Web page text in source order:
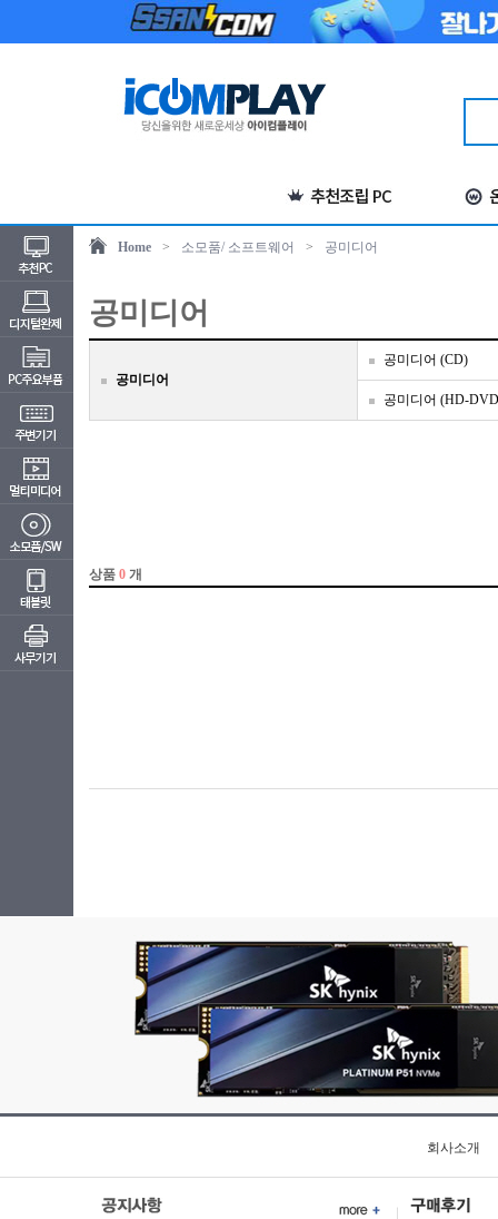
Home > 소모품/ 소프트웨어 > 공미디어
공미디어
공미디어
공미디어 (CD)
공미디어 (HD-
회사소개